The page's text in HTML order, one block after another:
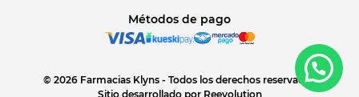
Métodos de pago
© 2026 Farmacias Klyns - Todos los derechos reservados
Sitio desarrollado por Reevolution